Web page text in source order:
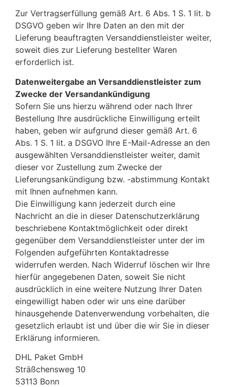
Zur Vertragserfüllung gemäß Art. 6 Abs. 1 S. 1 lit. b
DSGVO geben wir Ihre Daten an den mit der
Lieferung beauftragten Versanddienstleister weiter,
soweit dies zur Lieferung bestellter Waren
erforderlich ist.
Datenweitergabe an Versanddienstleister zum
Zwecke der Versandankündigung
Sofern Sie uns hierzu während oder nach Ihrer
Bestellung Ihre ausdrückliche Einwilligung erteilt
haben, geben wir aufgrund dieser gemäß Art. 6
Abs. 1 S. 1 lit. a DSGVO Ihre E-Mail-Adresse an den
ausgewählten Versanddienstleister weiter, damit
dieser vor Zustellung zum Zwecke der
Lieferungsankündigung bzw. -abstimmung Kontakt
mit Ihnen aufnehmen kann.
Die Einwilligung kann jederzeit durch eine
Nachricht an die in dieser Datenschutzerklärung
beschriebene Kontaktmöglichkeit oder direkt
gegenüber dem Versanddienstleister unter der im
Folgenden aufgeführten Kontaktadresse
widerrufen werden. Nach Widerruf löschen wir Ihre
hierfür angegebenen Daten, soweit Sie nicht
ausdrücklich in eine weitere Nutzung Ihrer Daten
eingewilligt haben oder wir uns eine darüber
hinausgehende Datenverwendung vorbehalten, die
gesetzlich erlaubt ist und über die wir Sie in dieser
Erklärung informieren.
DHL Paket GmbH
Sträßchensweg 10
53113 Bonn